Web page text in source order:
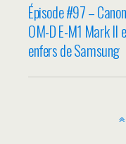
Épisode #97 –
OM-D E-M1 Mark II
enfers de Samsung